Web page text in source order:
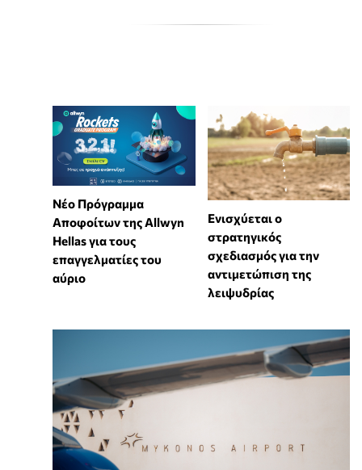
Νέο Πρόγραμμα
Αποφοίτων της Allwyn
Hellas για τους
επαγγελματίες του
αύριο
Ενισχύεται ο
στρατηγικός
σχεδιασμός για την
αντιμετώπιση της
λειψυδρίας